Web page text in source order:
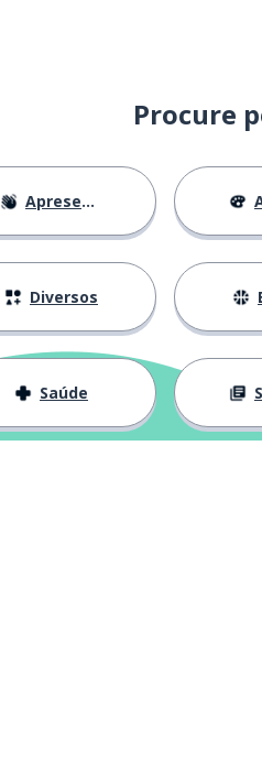
o legado
a mãe
querido;
a terra
Procure
Apresentações
Diversos
Saúde